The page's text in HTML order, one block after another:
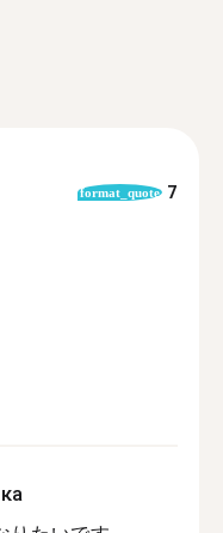
format_quote 7